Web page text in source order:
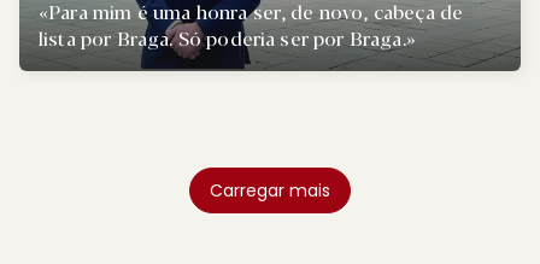
«Para mim é uma honra ser, de novo, cabeça de
lista por Braga. Só poderia ser por Braga.»
Carregar mais